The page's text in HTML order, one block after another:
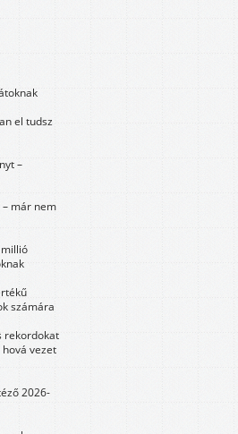
el tudsz
–
már nem
számára
rekordokat
vezet
2026-